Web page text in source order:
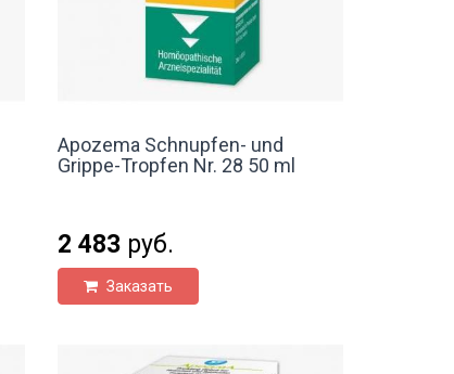
Apozema Schnupfen- und
Grippe-Tropfen Nr. 28 50 ml
2 483 руб.
Заказать